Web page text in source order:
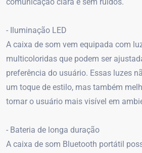
- Iluminação LED
A caixa de som vem equipada com
multicoloridas que podem ser
preferência do usuário. Essas luzes
um toque de estilo, mas também
tornar o usuário mais visível em
- Bateria de longa duração
A caixa de som Bluetooth portátil